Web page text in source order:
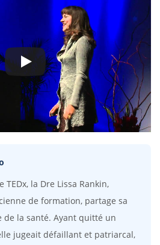
TEDx, la Dre Lissa Rankin,
de formation, partage sa
la santé. Ayant quitté un
jugeait défaillant et patriarcal,